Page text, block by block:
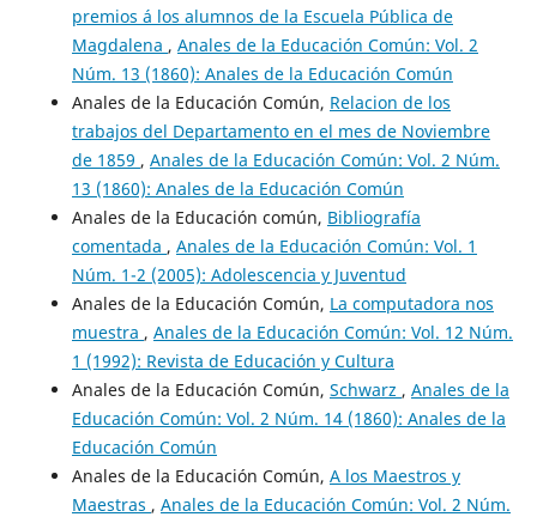
premios á los alumnos de la Escuela Pública de
Magdalena , Anales de la Educación Común: Vol. 2
Núm. 13 (1860): Anales de la Educación Común
Anales de la Educación Común, Relacion de los
trabajos del Departamento en el mes de Noviembre
de 1859 , Anales de la Educación Común: Vol. 2 Núm.
13 (1860): Anales de la Educación Común
Anales de la Educación común, Bibliografía
comentada , Anales de la Educación Común: Vol. 1
Núm. 1-2 (2005): Adolescencia y Juventud
Anales de la Educación Común, La computadora nos
muestra , Anales de la Educación Común: Vol. 12 Núm.
1 (1992): Revista de Educación y Cultura
Anales de la Educación Común, Schwarz , Anales de la
Educación Común: Vol. 2 Núm. 14 (1860): Anales de la
Educación Común
Anales de la Educación Común, A los Maestros y
Maestras , Anales de la Educación Común: Vol. 2 Núm.